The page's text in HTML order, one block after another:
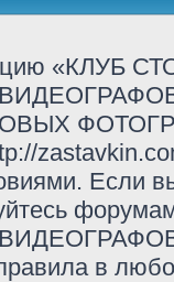
«КЛУБ
Если
в